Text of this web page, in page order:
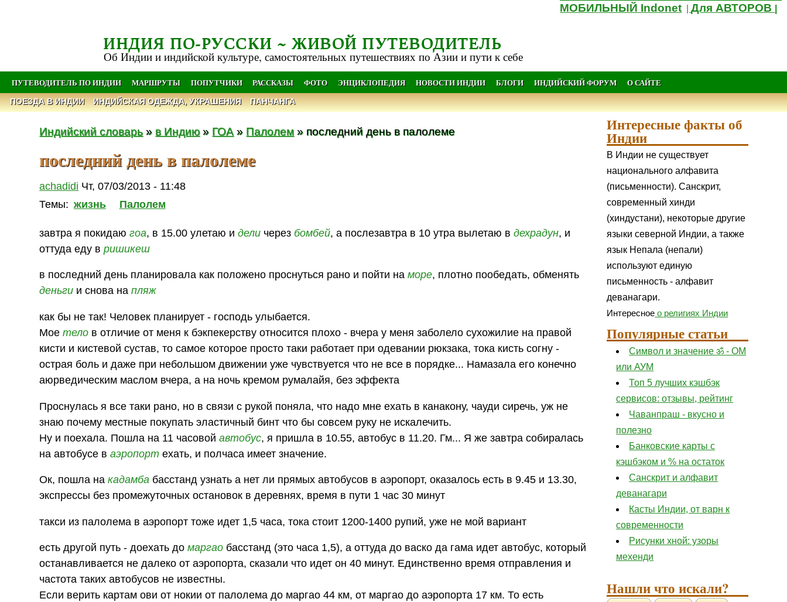
МОБИЛЬНЫЙ Indonet |Для АВТОРОВ
ИНДИЯ ПО-РУССКИ ~ ЖИВОЙ ПУТЕВОДИТЕЛЬ
Об Индии и индийской культуре, самостоятельных путешествиях по Азии и пути к себе
ПУТЕВОДИТЕЛЬ ПО ИНДИИ МАРШРУТЫ ПОПУТЧИКИ РАССКАЗЫ ФОТО ЭНЦИКЛОПЕДИЯ НОВОСТИ ИНДИИ БЛОГИ ИНДИЙСКИЙ ФОРУМ О САЙТЕ
ПОЕЗДА В ИНДИИ ИНДИЙСКАЯ ОДЕЖДА, УКРАШЕНИЯ ПАНЧАНГА
Индийский словарь» в Индию» ГОА » Палолем » последний день в палолеме
последний день в палолеме
achadidi Чт, 07/03/2013 - 11:48
Темы: жизнь Палолем
завтра я покидаюгоа, в 15.00 улетаю идели через бомбей, а послезавтра в 10 утра вылетаю вдехрадун, и
оттуда еду вришикеш
в последний день планировала как положено проснуться рано и пойти наморе, плотно пообедать, обменять
деньги и снова напляж
как бы не так! Человек планирует - господь улыбается.
Моетело в отличие от меня к бэкпекерству относится плохо - вчера у меня заболело сухожилие на правой
кисти и кистевой сустав, то самое которое просто таки работает при одевании рюкзака, тока кисть согну -
острая боль и даже при небольшом движении уже чувствуется что не все в порядке... Намазала его конечно
аюрведическим маслом вчера, а на ночь кремом румалайя, без эффекта
Проснулась я все таки рано, но в связи с рукой поняла, что надо мне ехать в канакону, чауди сиречь, уж не
знаю почему местные покупать эластичный бинт что бы совсем руку не искалечить.
Ну и поехала. Пошла на 11 часовойавтобус, я пришла в 10.55, автобус в 11.20. Гм... Я же завтра собиралась
на автобусе ваэропорт ехать, и полчаса имеет значение.
Ок, пошла накадамба басстанд узнать а нет ли прямых автобусов в аэропорт, оказалось есть в 9.45 и 13.30,
экспрессы без промежуточных остановок в деревнях, время в пути 1 час 30 минут
такси из палолема в аэропорт тоже идет 1,5 часа, тока стоит 1200-1400 рупий, уже не мой вариант
есть другой путь - доехать домаргао басстанд (это часа 1,5), а оттуда до васко да гама идет автобус, который
останавливается не далеко от аэропорта, сказали что идет он 40 минут. Единственно время отправления и
частота таких автобусов не известны.
Если верить картам ови от нокии от палолема до маргао 44 км, от маргао до аэропорта 17 км. То есть
Интересные факты об
Индии
В Индии не существует
национального алфавита
(письменности). Санскрит,
современный хинди
(хиндустани), некоторые другие
языки северной Индии, а также
язык Непала (непали)
используют единую
письменность - алфавит
деванагари.
Интересное о религиях Индии
Популярные статьи
Символ и значение ॐ - ОМ
или АУМ
Топ 5 лучших кэшбэк
сервисов: отзывы, рейтинг
Чаванпраш - вкусно и
полезно
Банковские карты с
кэшбэком и % на остаток
Санскрит и алфавит
деванагари
Касты Индии, от варн к
современности
Рисунки хной: узоры
мехенди
Нашли что искали?